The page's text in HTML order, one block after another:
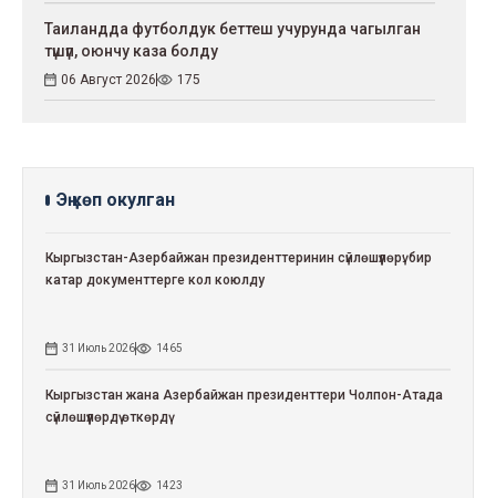
Таиландда футболдук беттеш учурунда чагылган
түшүп, оюнчу каза болду
06 Август 2026 175
Эң көп окулган
Кыргызстан-Азербайжан президенттеринин сүйлөшүүлөрү: бир
катар документтерге кол коюлду
31 Июль 2026 1465
Кыргызстан жана Азербайжан президенттери Чолпон-Атада
сүйлөшүүлөрдү өткөрдү
31 Июль 2026 1423